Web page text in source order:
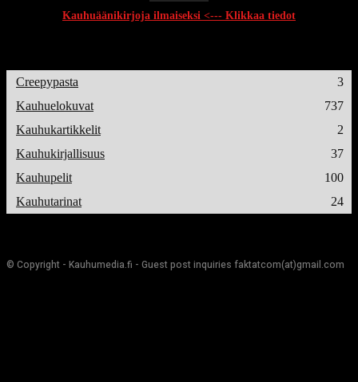
Kauhuäänikirjoja ilmaiseksi <--- Klikkaa tiedot
Creepypasta
3
Kauhuelokuvat
737
Kauhukartikkelit
2
Kauhukirjallisuus
37
Kauhupelit
100
Kauhutarinat
24
© Copyright - Kauhumedia.fi - Guest post inquiries faktatcom(at)gmail.com